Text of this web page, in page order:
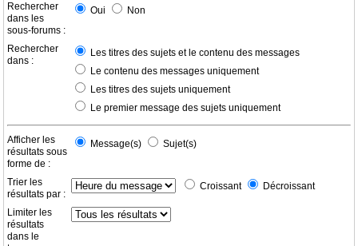
Rechercher
dans les
sous-forums :
Oui Non
Rechercher
dans :
Les titres des sujets et le contenu des messages
Le contenu des messages uniquement
Les titres des sujets uniquement
Le premier message des sujets uniquement
Afficher les
résultats sous
forme de :
Message(s) Sujet(s)
Trier les
résultats par :
Croissant Décroissant
Limiter les
résultats
dans le